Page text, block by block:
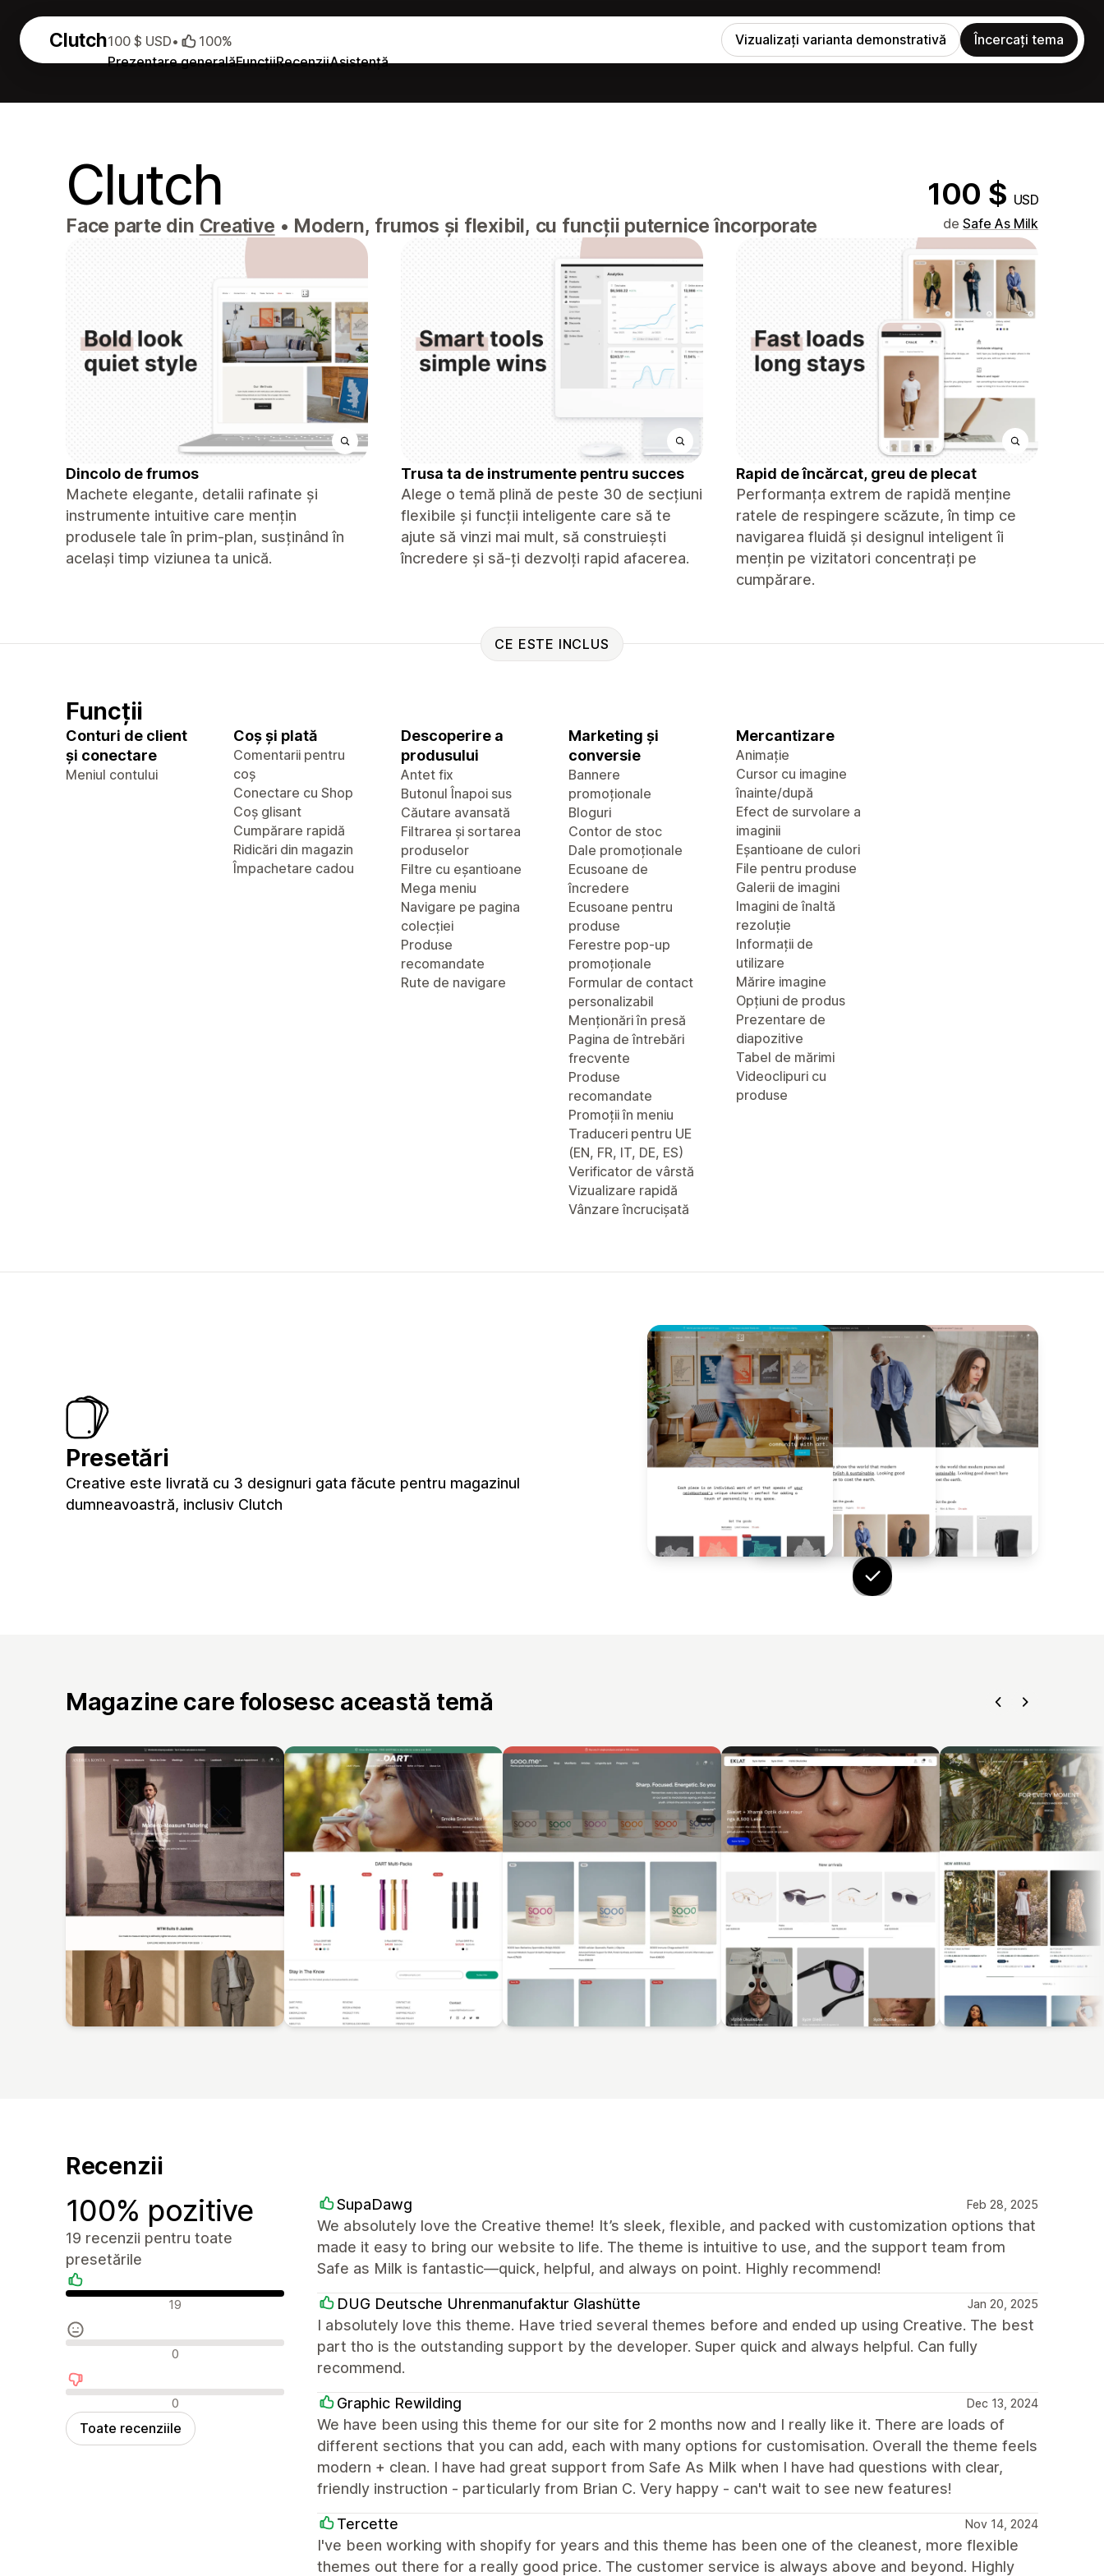
Clutch
Prezentare generalăFuncțiiRecenziiAsistență
100 $ USD• 100% Vizualizați varianta demonstrativă Încercați tema
Clutch 100 $ USD
Face parte din Creative • Modern, frumos și flexibil, cu funcții puternice încorporate de Safe As Milk
Dincolo de frumos
Machete elegante, detalii rafinate și
instrumente intuitive care mențin
produsele tale în prim-plan, susținând în
același timp viziunea ta unică.
Trusa ta de instrumente pentru succes
Alege o temă plină de peste 30 de secțiuni
flexibile și funcții inteligente care să te
ajute să vinzi mai mult, să construiești
încredere și să-ți dezvolți rapid afacerea.
Rapid de încărcat, greu de plecat
Performanța extrem de rapidă menține
ratele de respingere scăzute, în timp ce
navigarea fluidă și designul inteligent îi
mențin pe vizitatori concentrați pe
cumpărare.
CE ESTE INCLUS
Funcții
Conturi de client
și conectare
Meniul contului
Coș și plată
Comentarii pentru
coș
Conectare cu Shop
Coș glisant
Cumpărare rapidă
Ridicări din magazin
Împachetare cadou
Descoperire a
produsului
Antet fix
Butonul Înapoi sus
Căutare avansată
Filtrarea și sortarea
produselor
Filtre cu eșantioane
Mega meniu
Navigare pe pagina
colecției
Produse
recomandate
Rute de navigare
Marketing și
conversie
Bannere
promoționale
Bloguri
Contor de stoc
Dale promoționale
Ecusoane de
încredere
Ecusoane pentru
produse
Ferestre pop-up
promoționale
Formular de contact
personalizabil
Menționări în presă
Pagina de întrebări
frecvente
Produse
recomandate
Promoții în meniu
Traduceri pentru UE
(EN, FR, IT, DE, ES)
Verificator de vârstă
Vizualizare rapidă
Vânzare încrucișată
Mercantizare
Animație
Cursor cu imagine
înainte/după
Efect de survolare a
imaginii
Eșantioane de culori
File pentru produse
Galerii de imagini
Imagini de înaltă
rezoluție
Informații de
utilizare
Mărire imagine
Opțiuni de produs
Prezentare de
diapozitive
Tabel de mărimi
Videoclipuri cu
produse
Presetări
Creative este livrată cu 3 designuri gata făcute pentru magazinul
dumneavoastră, inclusiv Clutch
Magazine care folosesc această temă
Recenzii
100% pozitive
19 recenzii pentru toate
presetările
Recenzii pozitive19
Recenzii neutre 0
Recenzii negative0
Toate recenziile
SupaDawg Feb 28, 2025
We absolutely love the Creative theme! It’s sleek, flexible, and packed with customization options that
made it easy to bring our website to life. The theme is intuitive to use, and the support team from
Safe as Milk is fantastic—quick, helpful, and always on point. Highly recommend!
DUG Deutsche Uhrenmanufaktur Glashütte Jan 20, 2025
I absolutely love this theme. Have tried several themes before and ended up using Creative. The best
part tho is the outstanding support by the developer. Super quick and always helpful. Can fully
recommend.
Graphic Rewilding Dec 13, 2024
We have been using this theme for our site for 2 months now and I really like it. There are loads of
different sections that you can add, each with many options for customisation. Overall the theme feels
modern + clean. I have had great support from Safe As Milk when I have had questions with clear,
friendly instruction - particularly from Brian C. Very happy - can't wait to see new features!
Tercette Nov 14, 2024
I've been working with shopify for years and this theme has been one of the cleanest, more flexible
themes out there for a really good price. The customer service is always above and beyond. Highly